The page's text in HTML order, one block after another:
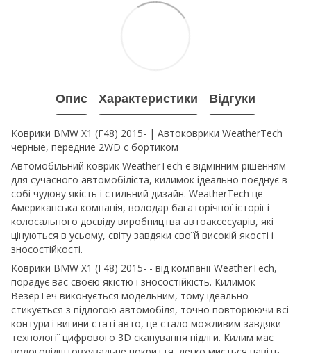
Опис Характеристики Відгуки
Коврики BMW X1 (F48) 2015- | Автоковрики WeatherTech
черные, передние 2WD с бортиком
Автомобільний коврик WeatherTech є відмінним рішенням
для сучасного автомобіліста, килимок ідеально поєднує в
собі чудову якість і стильний дизайн. WeatherTech це
Американська компанія, володар багаторічної історії і
колосального досвіду виробництва автоаксесуарів, які
цінуються в усьому, світу завдяки своїй високій якості і
зносостійкості.
Коврики BMW X1 (F48) 2015- - від компанії WeatherTech,
порадує вас своєю якістю і зносостійкість. Килимок
ВезерТеч виконується модельним, тому ідеально
стикується з підлогою автомобіля, точно повторюючи всі
контури і вигини статі авто, це стало можливим завдяки
технології цифрового 3D сканування підлги. Килим має